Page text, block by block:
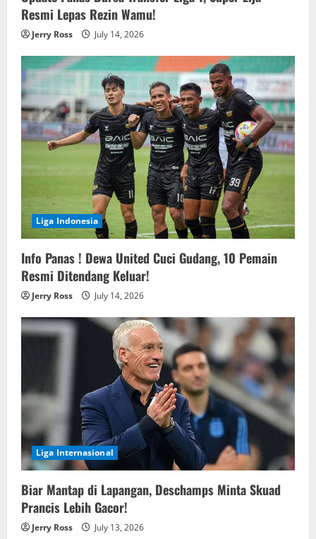
Resmi Lepas Rezin Wamu!
Jerry Ross July 14, 2026
Liga Indonesia
Info Panas ! Dewa United Cuci Gudang, 10 Pemain
Resmi Ditendang Keluar!
Jerry Ross July 14, 2026
Liga Internasional
Biar Mantap di Lapangan, Deschamps Minta Skuad
Prancis Lebih Gacor!
Jerry Ross July 13, 2026